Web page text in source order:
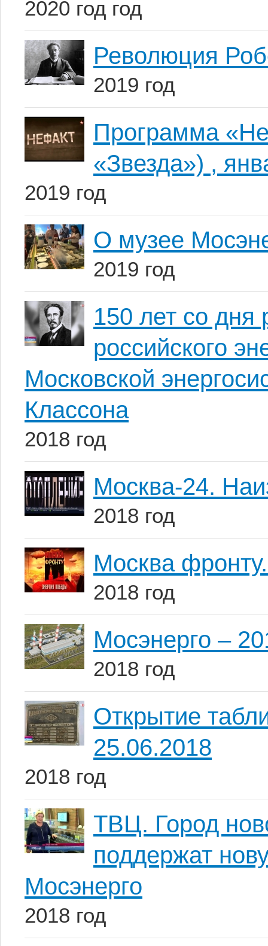
2020 год год
Революция
2019 год
Программа
«Звезда») ,
2019 год
О музее
2019 год
150 лет со
российского
Московской
Классона
2018 год
Москва-24.
2018 год
Москва
2018 год
Мосэнерго –
2018 год
Открытие
25.06.2018
2018 год
ТВЦ. Город
поддержат
Мосэнерго
2018 год